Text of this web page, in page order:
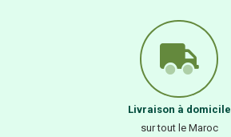
Livraison à domicile
sur tout le Maroc